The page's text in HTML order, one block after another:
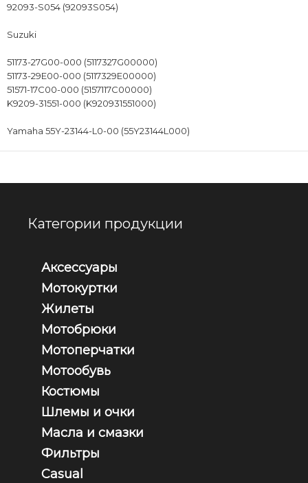
92093-S054 (92093S054)
Suzuki
51173-27G00-000 (5117327G00000)
51173-29E00-000 (5117329E00000)
51571-17C00-000 (5157117C00000)
K9209-31551-000 (K920931551000)
Yamaha 55Y-23144-L0-00 (55Y23144L000)
Категории продукции
Аксессуары
Мотокуртки
Жилеты
Мотобрюки
Мотоперчатки
Мотообувь
Костюмы
Шлемы и очки
Масла и смазки
Фильтры
Casual